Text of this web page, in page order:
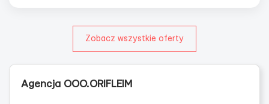
Zobacz wszystkie oferty
Agencja OOO.ORIFLEIM